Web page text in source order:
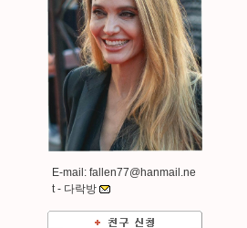
E-mail: fallen77@hanmail.ne
t - 다락방